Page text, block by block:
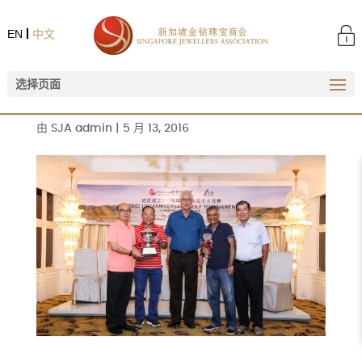
中文
EN
选择页面
由 SJA admin 5 月 13, 2016